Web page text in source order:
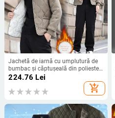
Jachetă de iarnă cu umplutură de
bumbac și căptușeală din poliester,
croială scurtă, confortabilă și caldă
224.76 Lei
add_shopping_cart